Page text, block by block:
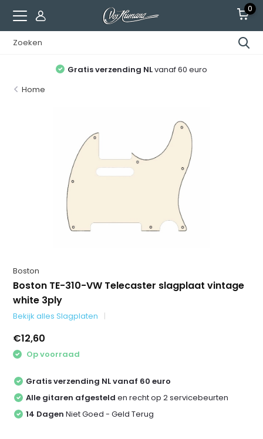
0
Gratis verzending NLvanaf 60 euro
Home
Boston
Boston TE-310-VW Telecaster slagplaat vintage
white 3ply
Bekijk alles Slagplaten
€12,60
Op voorraad
Gratis verzending NL vanaf 60 euro
Alle gitaren afgesteld en recht op 2 servicebeurten
14 Dagen Niet Goed - Geld Terug